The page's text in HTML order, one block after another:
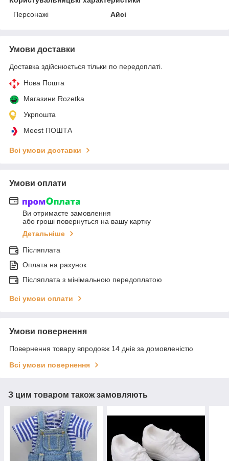
Персонажі
Айсі
Умови доставки
Доставка здійснюється тільки по передоплаті.
Нова Пошта
Магазини Rozetka
Укрпошта
Meest ПОШТА
Всі умови доставки
Умови оплати
Ви отримаєте замовлення
або гроші повернуться на вашу картку
Детальніше
Післяплата
Оплата на рахунок
Післяплата з мінімальною передоплатою
Всі умови оплати
Умови повернення
Повернення товару впродовж 14 днів за домовленістю
Всі умови повернення
З цим товаром також замовляють